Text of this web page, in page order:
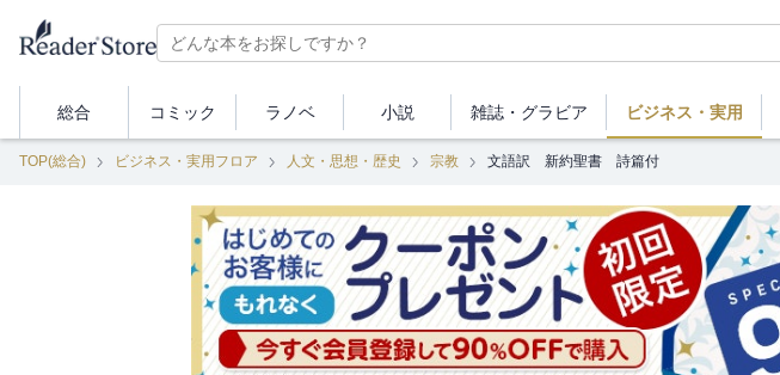
総合 コミック ラノベ 小説 雑誌・ グラビア ビジネス ・実用
TOP(総合) ビジネス・実用フロア 人文・思想・歴史 宗教 文語訳 新約聖書 詩篇付